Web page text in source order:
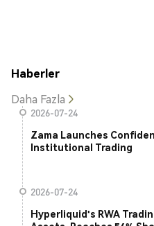
Haberler
Daha Fazla
2026-07-24
Zama Launches
Institutional Trading
2026-07-24
Hyperliquid's RWA